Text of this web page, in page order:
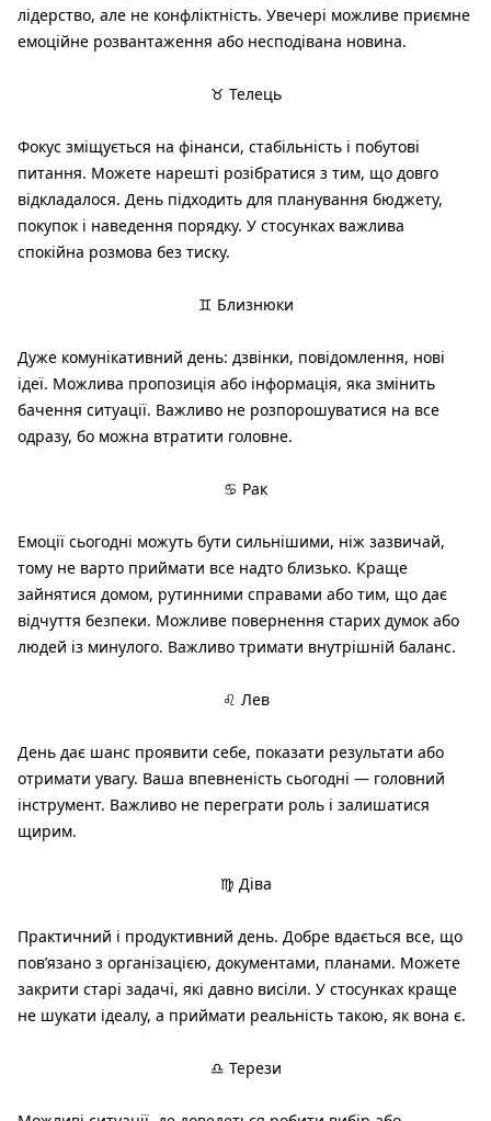
лідерство, але не конфліктність. Увечері можливе приємне
емоційне розвантаження або несподівана новина.
♉ Телець
Фокус зміщується на фінанси, стабільність і побутові
питання. Можете нарешті розібратися з тим, що довго
відкладалося. День підходить для планування бюджету,
покупок і наведення порядку. У стосунках важлива
спокійна розмова без тиску.
♊ Близнюки
Дуже комунікативний день: дзвінки, повідомлення, нові
ідеї. Можлива пропозиція або інформація, яка змінить
бачення ситуації. Важливо не розпорошуватися на все
одразу, бо можна втратити головне.
♋ Рак
Емоції сьогодні можуть бути сильнішими, ніж зазвичай,
тому не варто приймати все надто близько. Краще
зайнятися домом, рутинними справами або тим, що дає
відчуття безпеки. Можливе повернення старих думок або
людей із минулого. Важливо тримати внутрішній баланс.
♌ Лев
День дає шанс проявити себе, показати результати або
отримати увагу. Ваша впевненість сьогодні — головний
інструмент. Важливо не переграти роль і залишатися
щирим.
♍ Діва
Практичний і продуктивний день. Добре вдається все, що
пов’язано з організацією, документами, планами. Можете
закрити старі задачі, які давно висіли. У стосунках краще
не шукати ідеалу, а приймати реальність такою, як вона є.
♎ Терези